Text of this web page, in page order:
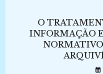
O
INFORMAÇÃO